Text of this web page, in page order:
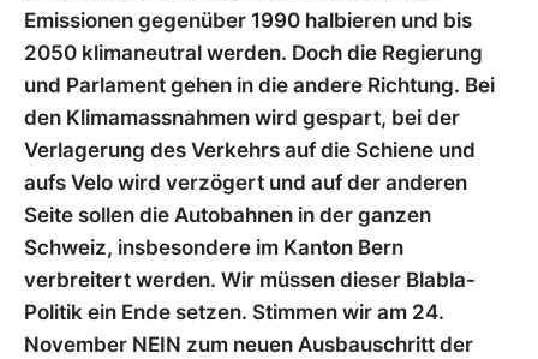
Emissionen gegenüber 1990 halbieren und bis
2050 klimaneutral werden. Doch die Regierung
und Parlament gehen in die andere Richtung. Bei
den Klimamassnahmen wird gespart, bei der
Verlagerung des Verkehrs auf die Schiene und
aufs Velo wird verzögert und auf der anderen
Seite sollen die Autobahnen in der ganzen
Schweiz, insbesondere im Kanton Bern
verbreitert werden. Wir müssen dieser Blabla-
Politik ein Ende setzen. Stimmen wir am 24.
November NEIN zum neuen Ausbauschritt der